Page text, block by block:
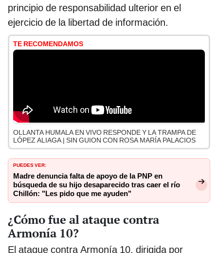
principio de responsabilidad ulterior en el
ejercicio de la libertad de información.
TE RECOMENDAMOS
OLLANTA HUMALA EN VIVO RESPONDE Y LA TRAMPA DE
LÓPEZ ALIAGA | SIN GUION CON ROSA MARÍA PALACIOS
PUEDES VER:
Madre denuncia falta de apoyo de la PNP en
búsqueda de su hijo desaparecido tras caer el río
Chillón: "Les pido que me ayuden"
¿Cómo fue al ataque contra
Armonía 10?
El ataque contra Armonía 10, dirigida por